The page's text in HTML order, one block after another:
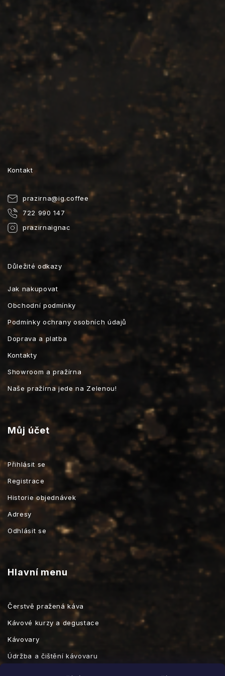
Kontakt
prazirna@ig.coffee
722 990 147
prazirnaignac
Důležité odkazy
Jak nakupovat
Obchodní podmínky
Podmínky ochrany osobních údajů
Doprava a platba
Kontakty
Showroom a pražírna
Naše pražírna jede na Zelenou!
Můj účet
Přihlásit se
Registrace
Historie objednávek
Adresy
Odhlásit se
Hlavní menu
Čerstvě pražená káva
Kávové kurzy a degustace
Kávovary
Údržba a čištění kávovaru